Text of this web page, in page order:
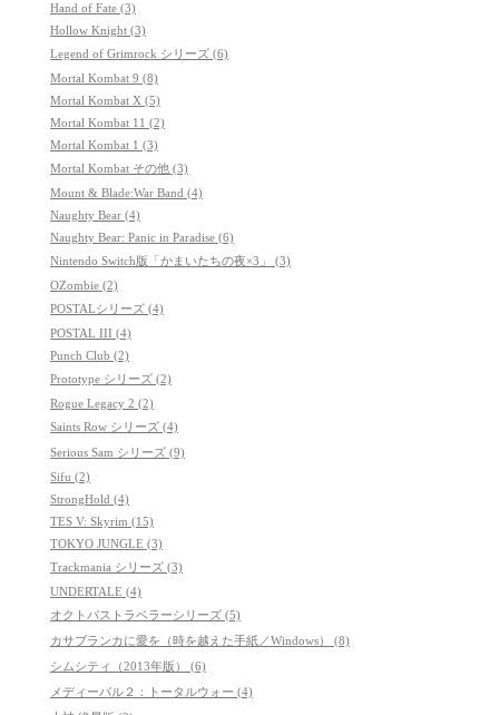
Hand of Fate (3)
Hollow Knight (3)
Legend of Grimrock シリーズ (6)
Mortal Kombat 9 (8)
Mortal Kombat X (5)
Mortal Kombat 11 (2)
Mortal Kombat 1 (3)
Mortal Kombat その他 (3)
Mount & Blade:War Band (4)
Naughty Bear (4)
Naughty Bear: Panic in Paradise (6)
Nintendo Switch版「かまいたちの夜×3」 (3)
OZombie (2)
POSTALシリーズ (4)
POSTAL III (4)
Punch Club (2)
Prototype シリーズ (2)
Rogue Legacy 2 (2)
Saints Row シリーズ (4)
Serious Sam シリーズ (9)
Sifu (2)
StrongHold (4)
TES V: Skyrim (15)
TOKYO JUNGLE (3)
Trackmania シリーズ (3)
UNDERTALE (4)
オクトパストラベラーシリーズ (5)
カサブランカに愛を（時を越えた手紙／Windows） (8)
シムシティ（2013年版） (6)
メディーバル２：トータルウォー (4)